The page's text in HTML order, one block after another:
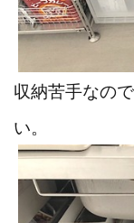
収納苦手なの
い。